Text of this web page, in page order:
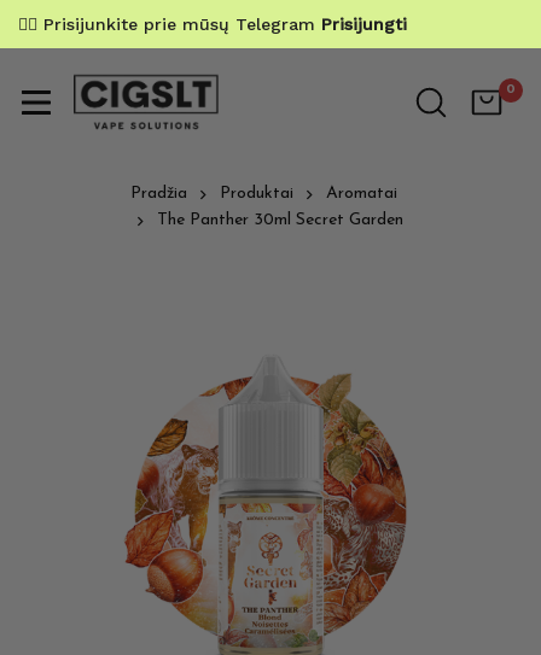
✌🏼 Prisijunkite prie mūsų Telegram Prisijungti
0
Pradžia Produktai
Aromatai
The Panther 30ml Secret Garden